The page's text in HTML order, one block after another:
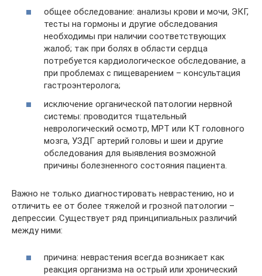
общее обследование: анализы крови и мочи, ЭКГ,
тесты на гормоны и другие обследования
необходимы при наличии соответствующих
жалоб; так при болях в области сердца
потребуется кардиологическое обследование, а
при проблемах с пищеварением – консультация
гастроэнтеролога;
исключение органической патологии нервной
системы: проводится тщательный
неврологический осмотр, МРТ или КТ головного
мозга, УЗДГ артерий головы и шеи и другие
обследования для выявления возможной
причины болезненного состояния пациента.
Важно не только диагностировать неврастению, но и
отличить ее от более тяжелой и грозной патологии –
депрессии. Существует ряд принципиальных различий
между ними:
причина: неврастения всегда возникает как
реакция организма на острый или хронический